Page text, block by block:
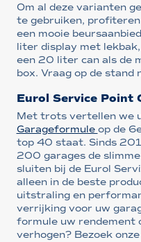
Om al deze varianten
te gebruiken,
een mooie
liter display met
een 20 liter can als de
box. Vraag op de stand
Eurol Service Point
Met trots vertellen we
Garageformule op de
top 40 staat. Sinds
200 garages de
sluiten bij de Eurol
alleen in de beste
uitstraling en
verrijking voor uw
formule uw rendement
verhogen? Bezoek